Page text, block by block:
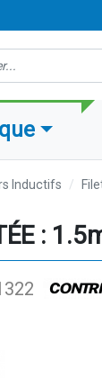
Inductifs
: